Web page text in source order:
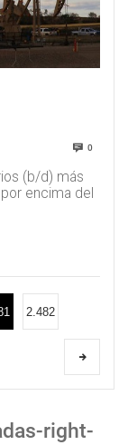
0
(b/d) más
encima del
2.482
right-